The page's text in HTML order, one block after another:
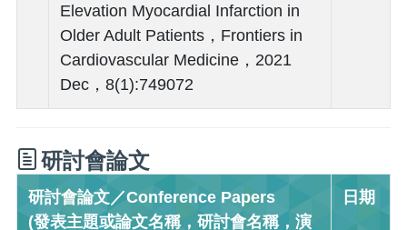
Elevation Myocardial Infarction in
Older Adult Patients，Frontiers in
Cardiovascular Medicine，2021
Dec，8(1):749072
研討會論文
研討會論文／Conference Papers
(發表主題或論文名稱，研討會名稱，演
日期